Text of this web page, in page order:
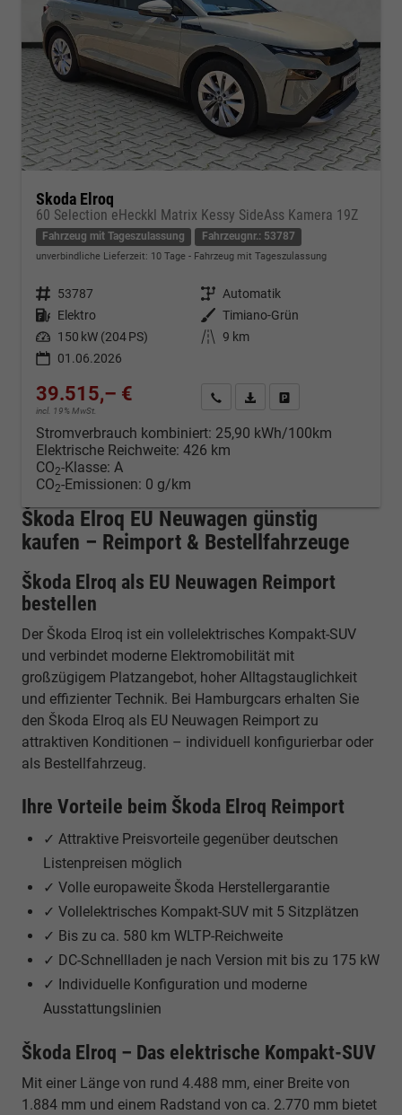
Skoda Elroq
60 Selection eHeckkl Matrix Kessy SideAss Kamera 19Z
Fahrzeug mit Tageszulassung Fahrzeugnr.: 53787
unverbindliche Lieferzeit: 10 Tage Fahrzeug mit Tageszulassung
Fahrzeugnr. 53787 Getriebe Automatik
Kraftstoff Elektro Außenfarbe Timiano-Grün
Leistung 150 kW (204 PS) Kilometerstand 9 km
01.06.2026
39.515,– €
incl. 19% MwSt.
Kontakt & Angebot anfordern
PDF-Datei, Fahrzeugexposé
Stromverbrauch kombiniert: 25,90 kWh/100km
Elektrische Reichweite: 426 km
CO2-Klasse: A
CO2-Emissionen: 0 g/km
Škoda Elroq EU Neuwagen günstig
kaufen – Reimport & Bestellfahrzeuge
Škoda Elroq als EU Neuwagen Reimport
bestellen
Der Škoda Elroq ist ein vollelektrisches Kompakt-SUV
und verbindet moderne Elektromobilität mit
großzügigem Platzangebot, hoher Alltagstauglichkeit
und effizienter Technik. Bei Hamburgcars erhalten Sie
den Škoda Elroq als EU Neuwagen Reimport zu
attraktiven Konditionen – individuell konfigurierbar oder
als Bestellfahrzeug.
Ihre Vorteile beim Škoda Elroq Reimport
✓ Attraktive Preisvorteile gegenüber deutschen
Listenpreisen möglich
✓ Volle europaweite Škoda Herstellergarantie
✓ Vollelektrisches Kompakt-SUV mit 5 Sitzplätzen
✓ Bis zu ca. 580 km WLTP-Reichweite
✓ DC-Schnellladen je nach Version mit bis zu 175 kW
✓ Individuelle Konfiguration und moderne
Ausstattungslinien
Škoda Elroq – Das elektrische Kompakt-SUV
Mit einer Länge von rund 4.488 mm, einer Breite von
1.884 mm und einem Radstand von ca. 2.770 mm bietet